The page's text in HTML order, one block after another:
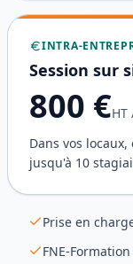
INTRA-
Session sur
800 €
Dans vos
jusqu'à 10
Prise en
FNE-